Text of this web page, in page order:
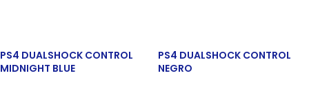
PS4 DUALSHOCK CONTROL
MIDNIGHT BLUE
PS4 DUALSHOCK CONTROL
NEGRO